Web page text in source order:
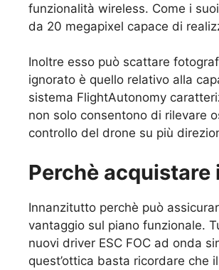
funzionalità wireless. Come i
da 20 megapixel capace di
Inoltre esso può scattare
ignorato è quello relativo alla
sistema FlightAutonomy
non solo consentono di rilevare
controllo del drone su più
Perchè acquistare
Innanzitutto perchè può
vantaggio sul piano funzionale.
nuovi driver ESC FOC ad onda
quest’ottica basta ricordare